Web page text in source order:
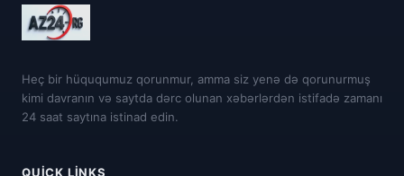
Heç bir hüququmuz qorunmur, amma siz yenə də qorunurmuş
kimi davranın və saytda dərc olunan xəbərlərdən istifadə zamanı
24 saat saytına istinad edin.
QUICK LINKS